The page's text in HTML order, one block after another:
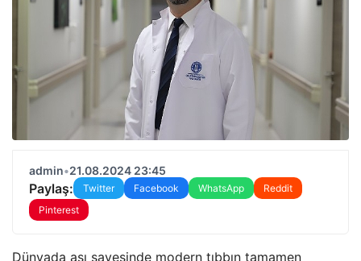
admin•21.08.2024 23:45
Paylaş: Twitter Facebook WhatsApp
Reddit
Pinterest
Dünyada aşı sayesinde modern tıbbın tamamen